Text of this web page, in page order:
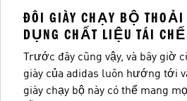
ĐÔI GIÀY CHẠY BỘ
DỤNG CHẤT LIỆU TÁI
Trước đây cũng vậy, và bây giờ
giày của adidas luôn hướng tới
giày chạy bộ này có thể mang